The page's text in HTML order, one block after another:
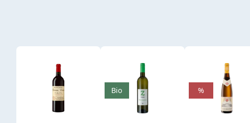
Produktgalerie überspringen
Bio %